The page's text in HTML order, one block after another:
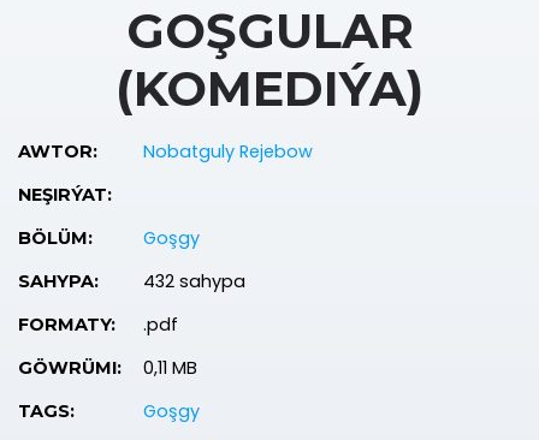
GOŞGULAR
(KOMEDIÝA)
AWTOR: Nobatguly Rejebow
NEŞIRÝAT:
BÖLÜM:
Goşgy
SAHYPA: 432 sahypa
FORMATY: .pdf
GÖWRÜMI: 0,11 MB
TAGS: Goşgy